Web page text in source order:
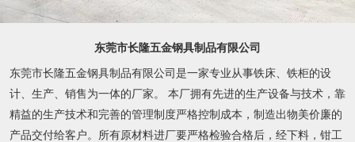
东莞市长隆五金钢具制品有限公司
东莞市长隆五金钢具制品有限公司是一家专业从事铁床、铁柜的设
计、生产、销售为一体的厂家。 本厂拥有先进的生产设备与技术，靠
精益的生产技术和完善的管理制度严格控制成本，制造出物美价廉的
产品交付给客户。所有原材料进厂要严格检验合格后，经下料，钳工